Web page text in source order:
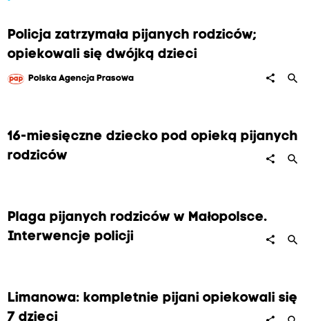
Policja zatrzymała pijanych rodziców;
opiekowali się dwójką dzieci
Polska Agencja Prasowa share search
16-miesięczne dziecko pod opieką pijanych
rodziców
share search
Plaga pijanych rodziców w Małopolsce.
Interwencje policji
share search
Limanowa: kompletnie pijani opiekowali się
7 dzieci